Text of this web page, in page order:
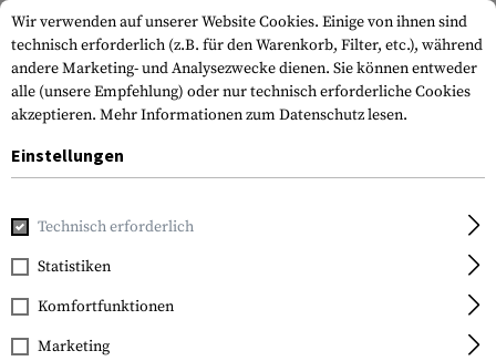
Home Waffenzubehör MOE
Magpul
MOE SL-S Carbine Stock
Mil Spec
Wir verwenden auf unserer Website Cookies. Einige von ihnen sind
technisch erforderlich (z.B. für den Warenkorb, Filter, etc.), während
andere Marketing- und Analysezwecke dienen. Sie können entweder
alle (unsere Empfehlung) oder nur technisch erforderliche Cookies
akzeptieren. Mehr Informationen zum Datenschutz lesen.
Einstellungen
Technisch erforderlich
Statistiken
Komfortfunktionen
Marketing